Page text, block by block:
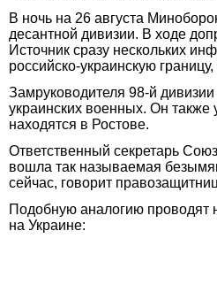
В ночь на 26 августа
десантной дивизии. В ходе
Источник сразу нескольких
российско-украинскую
Замруководителя 98-й
украинских военных. Он
находятся в Ростове.
Ответственный секретарь
вошла так называемая
сейчас, говорит
Подобную аналогию проводят
на Украине: